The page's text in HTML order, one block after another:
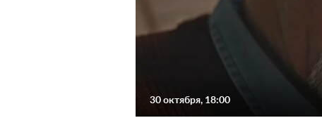
30 октября, 18:00